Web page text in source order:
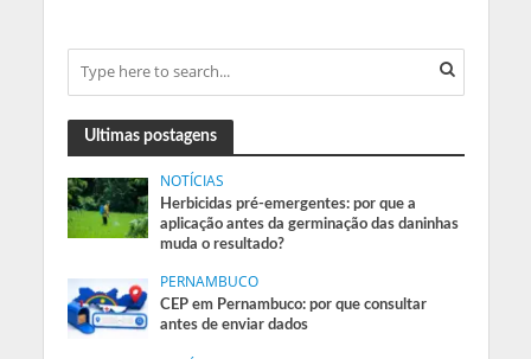
Ultimas postagens
NOTÍCIAS
Herbicidas pré-emergentes: por que a
aplicação antes da germinação das daninhas
muda o resultado?
PERNAMBUCO
CEP em Pernambuco: por que consultar
antes de enviar dados